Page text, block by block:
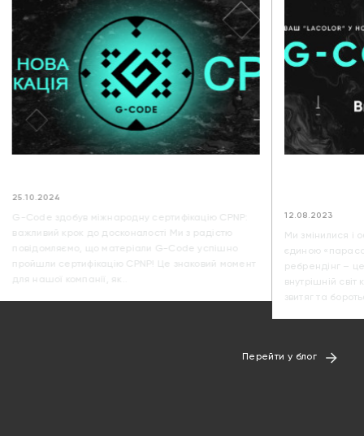
25.10.2024
G-Code здобув міжнародну сертифікацію CPNP:
важливий крок до досконалості Ми з радістю
повідомляємо, що матеріали G-Code успішно
пройшли сертифікацію CPNP! Це знаковий момент
для нашої компанії, як..
12.08.2023
Ми змінилися і
єдиною
ребрендінг –
внутрішній світ
звитяг та
Перейти у блог